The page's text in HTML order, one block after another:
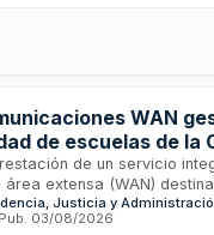
anualidades adicionales
una. Los servicios se
Técnicas
gastos, tributos y tasas
WAN
de escuelas de la
de un servicio
extensa (WAN)
escalable y
a centros educativos
Justicia y
Pub. 03/08/2026